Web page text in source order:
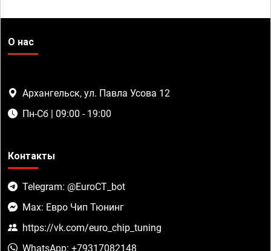
О нас
Архангельск, ул. Павла Усова 12
Пн-Сб | 09:00 - 19:00
Контакты
Telegram: @EuroCT_bot
Max: Евро Чип Тюнинг
https://vk.com/euro_chip_tuning
WhatsApp: +79317082148